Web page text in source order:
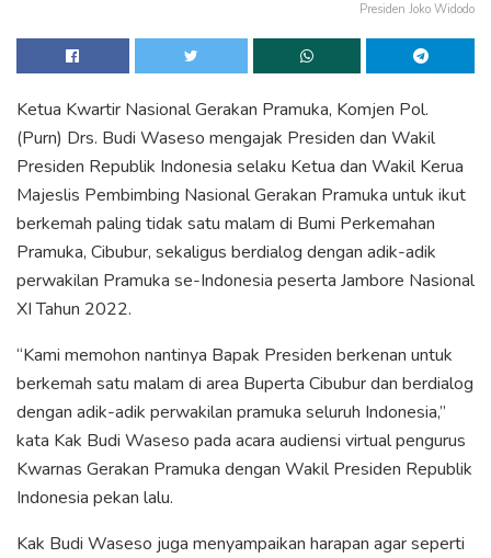
Presiden Joko Widodo
Ketua Kwartir Nasional Gerakan Pramuka, Komjen Pol.
(Purn) Drs. Budi Waseso mengajak Presiden dan Wakil
Presiden Republik Indonesia selaku Ketua dan Wakil Kerua
Majeslis Pembimbing Nasional Gerakan Pramuka untuk ikut
berkemah paling tidak satu malam di Bumi Perkemahan
Pramuka, Cibubur, sekaligus berdialog dengan adik-adik
perwakilan Pramuka se-Indonesia peserta Jambore Nasional
XI Tahun 2022.
“Kami memohon nantinya Bapak Presiden berkenan untuk
berkemah satu malam di area Buperta Cibubur dan berdialog
dengan adik-adik perwakilan pramuka seluruh Indonesia,”
kata Kak Budi Waseso pada acara audiensi virtual pengurus
Kwarnas Gerakan Pramuka dengan Wakil Presiden Republik
Indonesia pekan lalu.
Kak Budi Waseso juga menyampaikan harapan agar seperti